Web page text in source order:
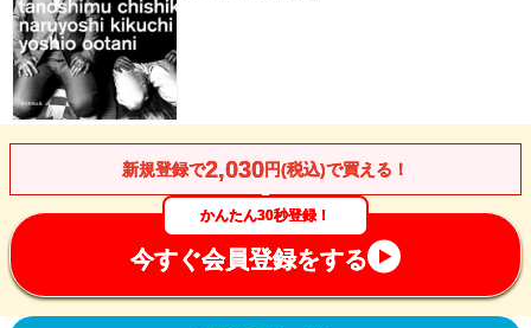
新規登録で2,030円(税込)で買える！
かんたん30秒登録！
今すぐ会員登録をする